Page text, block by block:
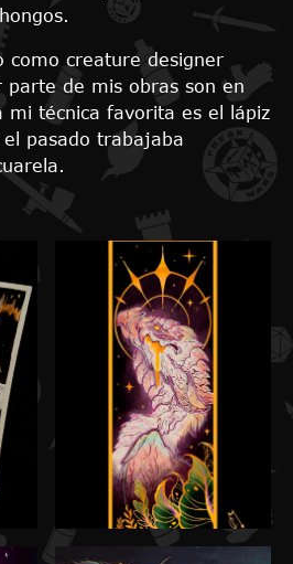
como creature designer
parte de mis obras son en
mi técnica favorita es el lápiz
pasado trabajaba